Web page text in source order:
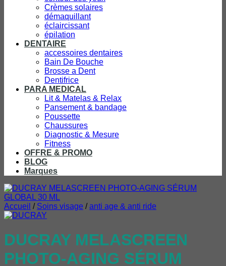
Crèmes solaires
démaquillant
éclaircissant
épilation
DENTAIRE
accessoires dentaires
Bain De Bouche
Brosse a Dent
Dentifrice
PARA MEDICAL
Lit & Matelas & Relax
Pansement & bandage
Poussette
Chaussures
Diagnostic & Mesure
Fitness
OFFRE & PROMO
BLOG
Marques
Accueil / Soins visage / anti age & anti ride
DUCRAY MELASCREEN
PHOTO-AGING SÉRUM